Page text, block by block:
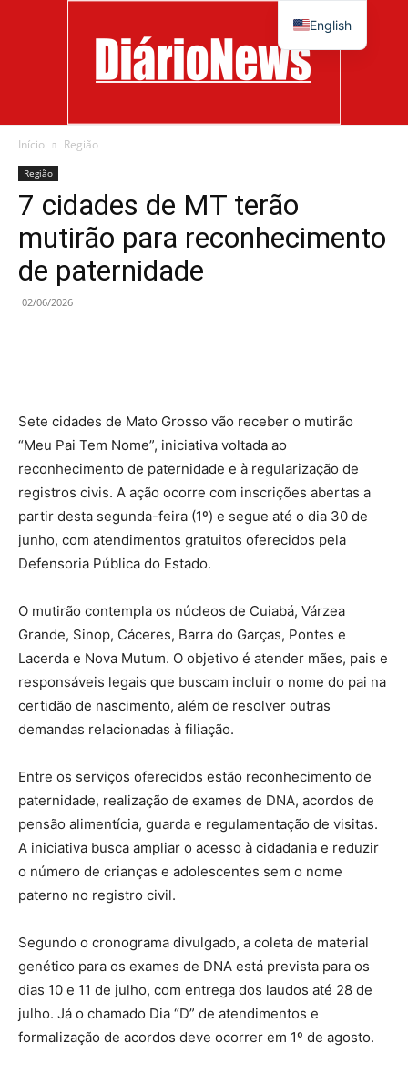
News
Início Região
Região
7 cidades de MT terão
mutirão para reconhecimento
de paternidade
02/06/2026
Sete cidades de Mato Grosso vão receber o mutirão
“Meu Pai Tem Nome”, iniciativa voltada ao
reconhecimento de paternidade e à regularização de
registros civis. A ação ocorre com inscrições abertas a
partir desta segunda-feira (1º) e segue até o dia 30 de
junho, com atendimentos gratuitos oferecidos pela
Defensoria Pública do Estado.
O mutirão contempla os núcleos de Cuiabá, Várzea
Grande, Sinop, Cáceres, Barra do Garças, Pontes e
Lacerda e Nova Mutum. O objetivo é atender mães, pais e
responsáveis legais que buscam incluir o nome do pai na
certidão de nascimento, além de resolver outras
demandas relacionadas à filiação.
Entre os serviços oferecidos estão reconhecimento de
paternidade, realização de exames de DNA, acordos de
pensão alimentícia, guarda e regulamentação de visitas.
A iniciativa busca ampliar o acesso à cidadania e reduzir
o número de crianças e adolescentes sem o nome
paterno no registro civil.
Segundo o cronograma divulgado, a coleta de material
genético para os exames de DNA está prevista para os
dias 10 e 11 de julho, com entrega dos laudos até 28 de
julho. Já o chamado Dia “D” de atendimentos e
formalização de acordos deve ocorrer em 1º de agosto.
English